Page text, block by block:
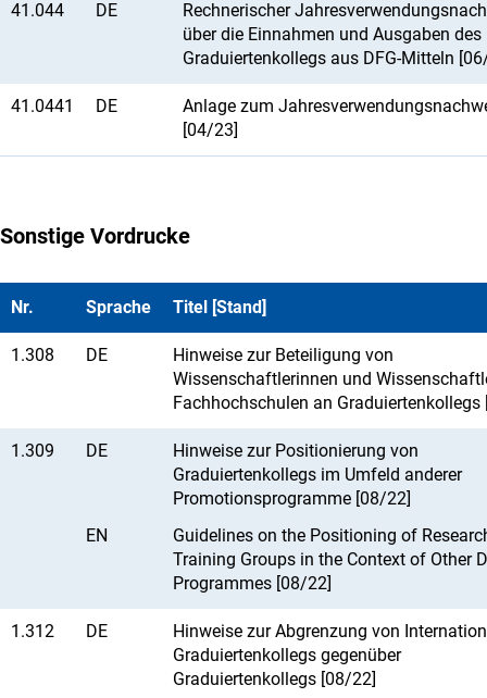
41.044 DE
Rechnerischer
über die Einnahmen und Ausgaben des
Graduiertenkollegs aus DFG-Mitteln
41.0441 DE
Anlage zum
[04/23]
Sonstige Vordrucke
Nr. Sprache Titel [Stand]
1.308 DE
Hinweise zur Beteiligung von
Wissenschaftlerinnen und
Fachhochschulen an
1.309 DE
Hinweise zur Positionierung von
Graduiertenkollegs im Umfeld anderer
Promotionsprogramme [08/22]
EN
Guidelines on the Positioning of
Training Groups in the Context of Other
Programmes [08/22]
1.312 DE
Hinweise zur Abgrenzung von
Graduiertenkollegs gegenüber
Graduiertenkollegs [08/22]